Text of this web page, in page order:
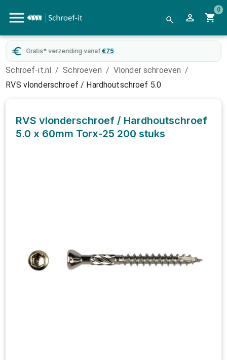
0
verzending vanaf €75
Schroef-it.nl / Schroeven / Vlonder schroeven /
RVS vlonderschroef / Hardhoutschroef 5.0
RVS vlonderschroef / Hardhoutschroef
5.0 x 60mm Torx-25 200 stuks